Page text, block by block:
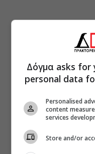
Δόγμα asks for
personal data
Personalised
content
services
Store and/or